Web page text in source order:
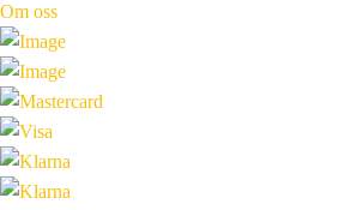
Om oss